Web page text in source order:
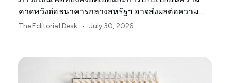
คาดหวังต่อธนาคารกลางสหรัฐฯ อาจส่งผลต่อความ
ผันผวนของตลาดสหรัฐฯ ตลอดเดือนสิงหาคมนี้
The Editorial Desk • July 30, 2026